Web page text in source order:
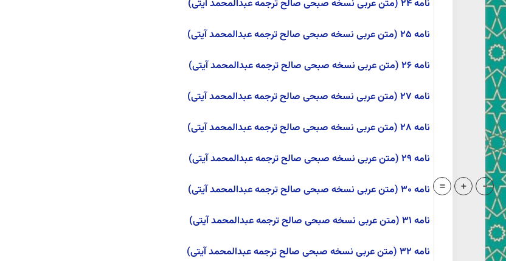
نامه ۲۴ (متن عربی نسخه صبحی صالح ترجمه عبدالمحمد آیتی)
نامه ۲۵ (متن عربی نسخه صبحی صالح ترجمه عبدالمحمد آیتی)
نامه ۲۶ (متن عربی نسخه صبحی صالح ترجمه عبدالمحمد آیتی)
نامه ۲۷ (متن عربی نسخه صبحی صالح ترجمه عبدالمحمد آیتی)
نامه ۲۸ (متن عربی نسخه صبحی صالح ترجمه عبدالمحمد آیتی)
نامه ۲۹ (متن عربی نسخه صبحی صالح ترجمه عبدالمحمد آیتی)
نامه ۳۰ (متن عربی نسخه صبحی صالح ترجمه عبدالمحمد آیتی)
نامه ۳۱ (متن عربی نسخه صبحی صالح ترجمه عبدالمحمد آیتی)
نامه ۳۲ (متن عربی نسخه صبحی صالح ترجمه عبدالمحمد آیتی)
-
+
=